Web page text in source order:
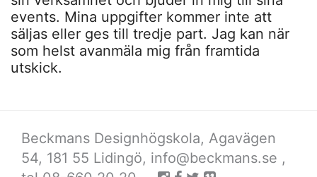
events. Mina uppgifter kommer inte att
säljas eller ges till tredje part. Jag kan när
som helst avanmäla mig från framtida
utskick.
Beckmans Designhögskola, Agavägen
54, 181 55 Lidingö, info@beckmans.se ,